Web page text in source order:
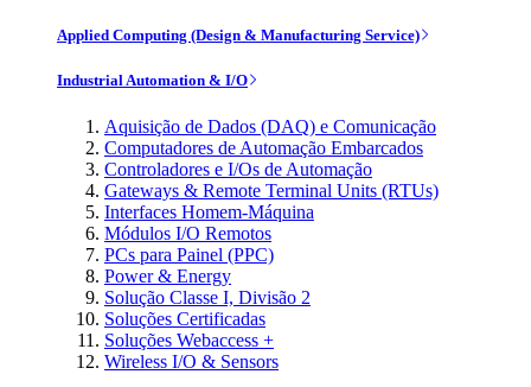
Applied Computing (Design & Manufacturing Service)
Industrial Automation & I/O
Aquisição de Dados (DAQ) e Comunicação
Computadores de Automação Embarcados
Controladores e I/Os de Automação
Gateways & Remote Terminal Units (RTUs)
Interfaces Homem-Máquina
Módulos I/O Remotos
PCs para Painel (PPC)
Power & Energy
Solução Classe I, Divisão 2
Soluções Certificadas
Soluções Webaccess +
Wireless I/O & Sensors